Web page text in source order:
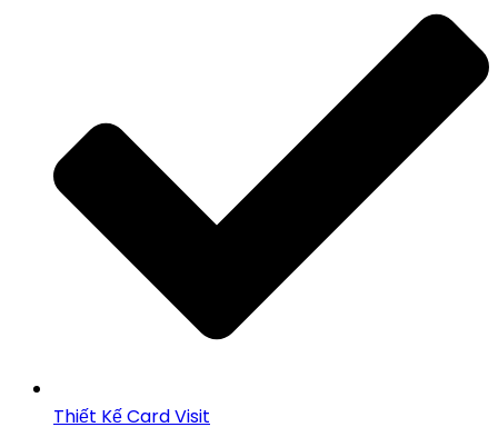
Thiết Kế Card Visit